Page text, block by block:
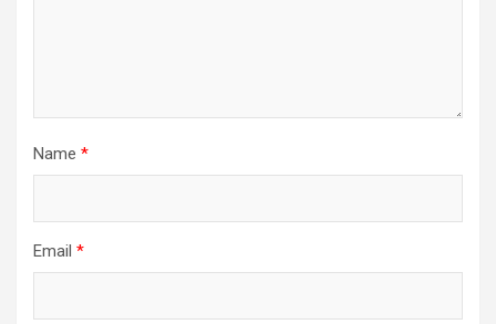
Name *
Email *